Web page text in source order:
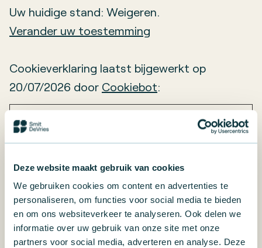
Deze website maakt gebruik van cookies
We gebruiken cookies om content en advertenties te
personaliseren, om functies voor social media te bieden
en om ons websiteverkeer te analyseren. Ook delen we
informatie over uw gebruik van onze site met onze
partners voor social media, adverteren en analyse. Deze
Uw huidige stand: Weigeren.
Verander uw toestemming
Cookieverklaring laatst bijgewerkt op
20/07/2026 door Cookiebot:
Noodzakelijk (19)
Noodzakelijke cookies helpen een website
als paginanavigatie en toegang tot
beveiligde gedeelten van de website
mogelijk te maken. Zonder deze cookies
kan de website niet naar behoren werken.